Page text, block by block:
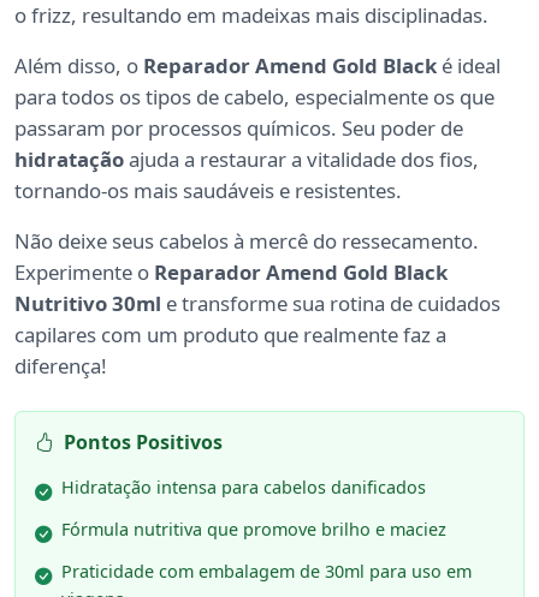
o frizz, resultando em madeixas mais disciplinadas.
Além disso, o Reparador Amend Gold Black é ideal
para todos os tipos de cabelo, especialmente os que
passaram por processos químicos. Seu poder de
hidrataçãoajuda a restaurar a vitalidade dos fios,
tornando-os mais saudáveis e resistentes.
Não deixe seus cabelos à mercê do ressecamento.
Experimente o Reparador Amend Gold Black
Nutritivo 30ml e transforme sua rotina de cuidados
capilares com um produto que realmente faz a
diferença!
Pontos Positivos
Hidratação intensa para cabelos danificados
Fórmula nutritiva que promove brilho e maciez
Praticidade com embalagem de 30ml para uso em